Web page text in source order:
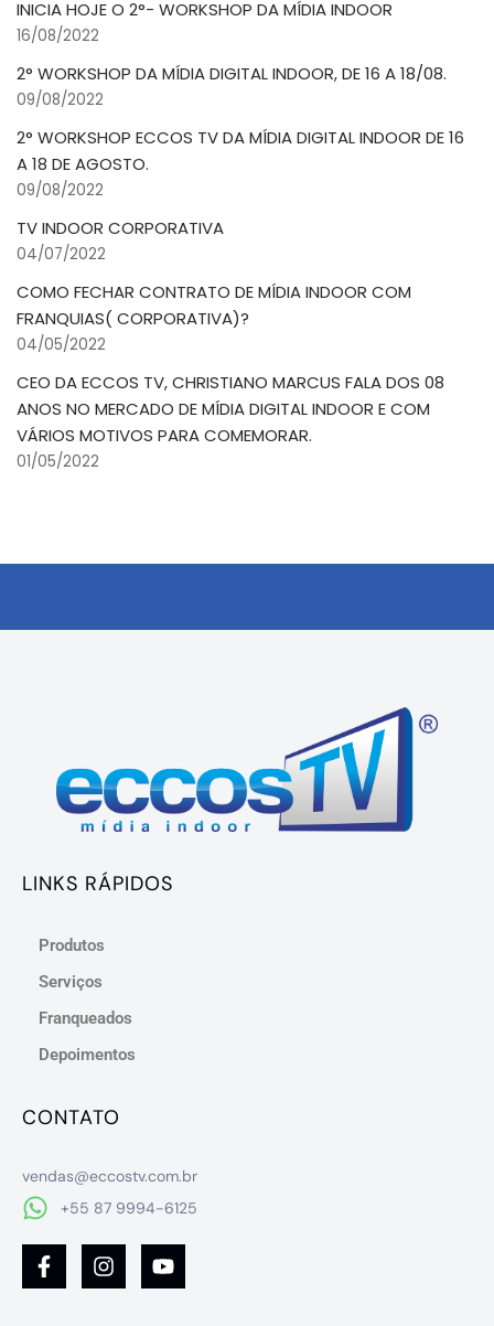
INICIA HOJE O 2°- WORKSHOP DA MÍDIA INDOOR
16/08/2022
2° WORKSHOP DA MÍDIA DIGITAL INDOOR, DE 16 A 18/08.
09/08/2022
2° WORKSHOP ECCOS TV DA MÍDIA DIGITAL INDOOR DE 16
A 18 DE AGOSTO.
09/08/2022
TV INDOOR CORPORATIVA
04/07/2022
COMO FECHAR CONTRATO DE MÍDIA INDOOR COM
FRANQUIAS( CORPORATIVA)?
04/05/2022
CEO DA ECCOS TV, CHRISTIANO MARCUS FALA DOS 08
ANOS NO MERCADO DE MÍDIA DIGITAL INDOOR E COM
VÁRIOS MOTIVOS PARA COMEMORAR.
01/05/2022
LINKS RÁPIDOS
Produtos
Serviços
Franqueados
Depoimentos
CONTATO
vendas@eccostv.com.br
+55 87 9994-6125